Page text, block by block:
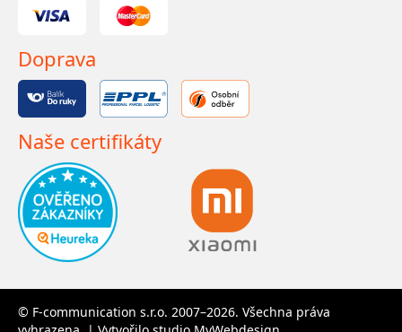
Doprava
Naše certifikáty
© F-communication s.r.o. 2007–2026. Všechna práva